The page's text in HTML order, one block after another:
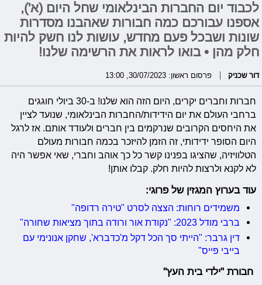
לכבוד יום החברות הבינלאומי שחל היום (א'),
אספנו עבורכם כמה חבורות שאהבנו מסדרות
שונות ושבכל פעם מחדש, עושות לנו חשק להיות
חלק מהן • בואו לראות את הרשימה שלנו!
דור שכניק פרסום ראשון: 30/07/2023, 13:00
חברות וחברים יקרים, היום הזה הוא שלנו! ב-30 ביולי חוגגים
ברחבי העולם את יום הידידות/החברות הבינלאומי, שנועד לציין
את היחסים הקרובים שנרקמים בין חברים ולעודד אותם. אז לרגל
היום הסופר ידידותי, זה הזמן להיזכר בכמה חבורות מעולם
הטלוויזיה, שהציגו בפנינו קשר כל כך אוהב וחברי, שאי אפשר היה
לא לקנא ולרצות להיות חלק. קבלו אותן!
עוד בערוץ המגזין של פרוגי:
משמידים רוחות: הצצה לסרט "טירה רדופה"
ברבי מודל 2023: "נקודת אור ורודה בתוך מציאות שחורה"
דין גרבר: "הייתי סך הכל דקל מ'כדברא', שחקן אנונימי עם
בייבי פייס"
חבורת "ילדי בית העץ"